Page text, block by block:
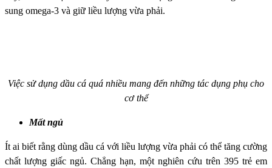
sung omega-3 và giữ liều lượng vừa phải.
Việc sử dụng dầu cá quá nhiều mang đến những tác dụng phụ cho
cơ thể
Mất ngủ
Ít ai biết rằng dùng dầu cá với liều lượng vừa phải có thể tăng cường
chất lượng giấc ngủ. Chẳng hạn, một nghiên cứu trên 395 trẻ em